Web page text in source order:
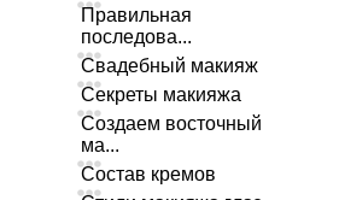
Правильная
последова...
Свадебный макияж
Секреты макияжа
Создаем восточный
ма...
Состав кремов